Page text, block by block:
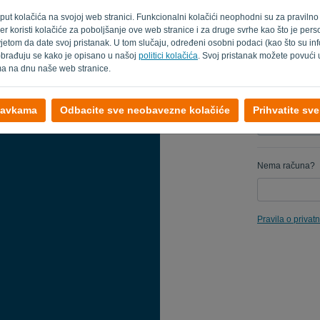
kolačića na svojoj web stranici. Funkcionalni kolačići neophodni su za
koristi kolačiće za poboljšanje ove web stranice i za druge svrhe kao što je
da date svoj pristanak. U tom slučaju, određeni osobni podaci (kao što su
se kako je opisano u našoj politici kolačića . Svoj pristanak možete
na dnu naše web stranice.
Odbacite sve neobavezne kolačiće Prihvatite
Podsjeti me
Nema računa?
Pravila o